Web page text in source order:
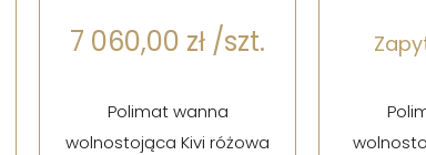
7 060,00 zł /szt.
Polimat wanna
wolnostojąca Kivi różowa